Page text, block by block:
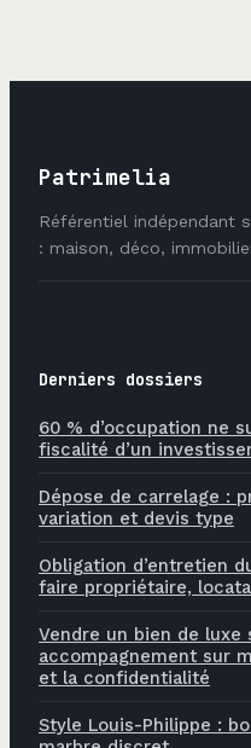
Patrimelia
Référentiel indépendant
: maison, déco,
Derniers dossiers
60 % d’occupation ne
fiscalité d’un
Dépose de carrelage :
variation et devis type
Obligation d’entretien
faire propriétaire,
Vendre un bien de luxe
accompagnement sur
et la confidentialité
Style Louis-Philippe :